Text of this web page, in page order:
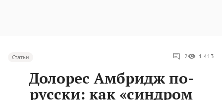
Статьи 2 1 413
Долорес Амбридж по-
русски: как «синдром